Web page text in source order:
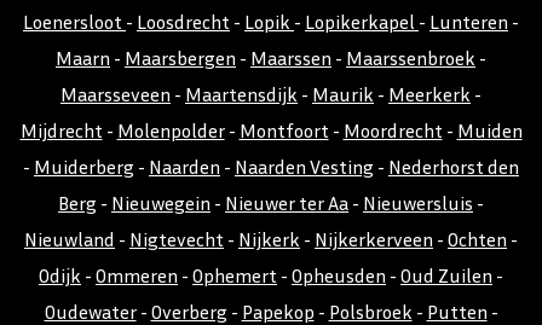
Loenersloot - Loosdrecht - Lopik - Lopikerkapel - Lunteren -
Maarn - Maarsbergen - Maarssen - Maarssenbroek -
Maarsseveen - Maartensdijk - Maurik - Meerkerk -
Mijdrecht - Molenpolder- Montfoort - Moordrecht - Muiden
- Muiderberg - Naarden - Naarden Vesting - Nederhorst den
Berg - Nieuwegein - Nieuwer ter Aa - Nieuwersluis -
Nieuwland - Nigtevecht - Nijkerk - Nijkerkerveen - Ochten -
Odijk - Ommeren - Ophemert - Opheusden - Oud Zuilen -
Oudewater- Overberg - Papekop - Polsbroek - Putten -